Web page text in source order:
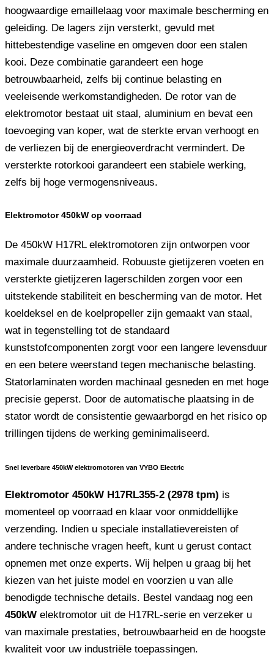
hoogwaardige emaillelaag voor maximale bescherming en
geleiding. De lagers zijn versterkt, gevuld met
hittebestendige vaseline en omgeven door een stalen
kooi. Deze combinatie garandeert een hoge
betrouwbaarheid, zelfs bij continue belasting en
veeleisende werkomstandigheden. De rotor van de
elektromotor bestaat uit staal, aluminium en bevat een
toevoeging van koper, wat de sterkte ervan verhoogt en
de verliezen bij de energieoverdracht vermindert. De
versterkte rotorkooi garandeert een stabiele werking,
zelfs bij hoge vermogensniveaus.
Elektromotor 450kW op voorraad
De 450kW H17RL elektromotoren zijn ontworpen voor
maximale duurzaamheid. Robuuste gietijzeren voeten en
versterkte gietijzeren lagerschilden zorgen voor een
uitstekende stabiliteit en bescherming van de motor. Het
koeldeksel en de koelpropeller zijn gemaakt van staal,
wat in tegenstelling tot de standaard
kunststofcomponenten zorgt voor een langere levensduur
en een betere weerstand tegen mechanische belasting.
Statorlaminaten worden machinaal gesneden en met hoge
precisie geperst. Door de automatische plaatsing in de
stator wordt de consistentie gewaarborgd en het risico op
trillingen tijdens de werking geminimaliseerd.
Snel leverbare 450kW elektromotoren van VYBO Electric
Elektromotor 450kW H17RL355-2 (2978 tpm) is
momenteel op voorraad en klaar voor onmiddellijke
verzending. Indien u speciale installatievereisten of
andere technische vragen heeft, kunt u gerust contact
opnemen met onze experts. Wij helpen u graag bij het
kiezen van het juiste model en voorzien u van alle
benodigde technische details. Bestel vandaag nog een
450kW elektromotor uit de H17RL-serie en verzeker u
van maximale prestaties, betrouwbaarheid en de hoogste
kwaliteit voor uw industriële toepassingen.